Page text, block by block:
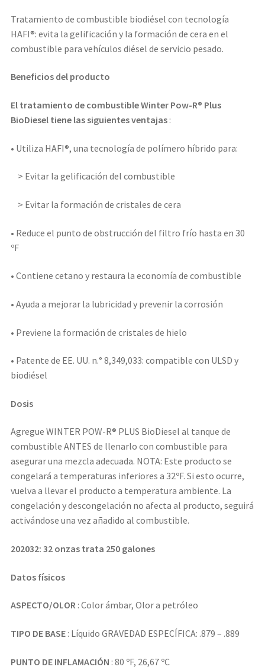
Tratamiento de combustible biodiésel con tecnología
HAFI®: evita la gelificación y la formación de cera en el
combustible para vehículos diésel de servicio pesado.
Beneficios del producto
El tratamiento de combustible Winter Pow-R® Plus
BioDiesel tiene las siguientes ventajas:
• Utiliza HAFI®, una tecnología de polímero híbrido para:
> Evitar la gelificación del combustible
> Evitar la formación de cristales de cera
• Reduce el punto de obstrucción del filtro frío hasta en 30
ºF
• Contiene cetano y restaura la economía de combustible
• Ayuda a mejorar la lubricidad y prevenir la corrosión
• Previene la formación de cristales de hielo
• Patente de EE. UU. n.° 8,349,033: compatible con ULSD y
biodiésel
Dosis
Agregue WINTER POW-R® PLUS BioDiesel al tanque de
combustible ANTES de llenarlo con combustible para
asegurar una mezcla adecuada. NOTA: Este producto se
congelará a temperaturas inferiores a 32ºF. Si esto ocurre,
vuelva a llevar el producto a temperatura ambiente. La
congelación y descongelación no afecta al producto, seguirá
activándose una vez añadido al combustible.
202032: 32 onzas trata 250 galones
Datos físicos
ASPECTO/OLOR : Color ámbar, Olor a petróleo
TIPO DE BASE: Líquido GRAVEDAD ESPECÍFICA: .879 – .889
PUNTO DE INFLAMACIÓN : 80 ºF, 26,67 ºC